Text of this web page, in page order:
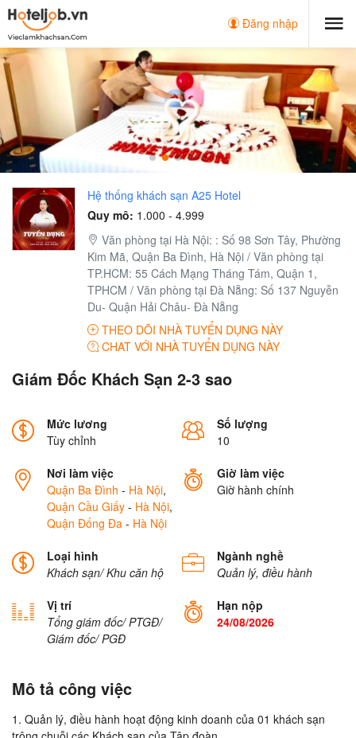
Đăng nhập
Hệ thống khách sạn A25 Hotel
Quy mô: 1.000 - 4.999
Văn phòng tại Hà Nội: : Số 98 Sơn Tây, Phường
Kim Mã, Quận Ba Đình, Hà Nội / Văn phòng tại
TP.HCM: 55 Cách Mạng Tháng Tám, Quận 1,
TPHCM / Văn phòng tại Đà Nẵng: Số 137 Nguyễn
Du- Quận Hải Châu- Đà Nẵng
THEO DÕI NHÀ TUYỂN DỤNG NÀY
CHAT VỚI NHÀ TUYỂN DỤNG NÀY
Giám Đốc Khách Sạn 2-3 sao
Mức lương
Tùy chỉnh
Số lượng
10
Nơi làm việc
Quận Ba Đình - Hà Nội,
Quận Cầu Giấy - Hà Nội,
Quận Đống Đa - Hà Nội
Giờ làm việc
Giờ hành chính
Loại hình
Khách sạn/ Khu căn hộ
Ngành nghề
Quản lý, điều hành
Vị trí
Tổng giám đốc/ PTGĐ/
Giám đốc/ PGĐ
Hạn nộp
24/08/2026
Mô tả công việc
1. Quản lý, điều hành hoạt động kinh doanh của 01 khách sạn